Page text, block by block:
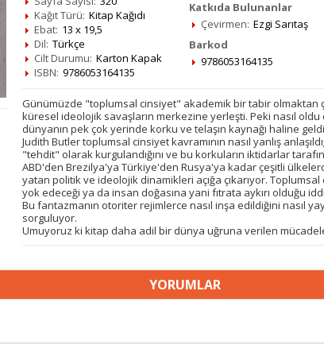
Kağıt Türü: Kitap Kağıdı
Ebat: 13 x 19,5
Dil: Türkçe
Cilt Durumu: Karton Kapak
ISBN: 9786053164135
Katkıda Bulunanlar
Çevirmen: Ezgi Sarıtaş
Barkod
9786053164135
Günümüzde "toplumsal cinsiyet" akademik bir tabir olmaktan
küresel ideolojik savaşların merkezine yerleşti. Peki nasıl
dünyanın pek çok yerinde korku ve telaşın kaynağı haline
Judith Butler toplumsal cinsiyet kavramının nasıl yanlış
"tehdit" olarak kurgulandığını ve bu korkuların iktidarlar
ABD'den Brezilya'ya Türkiye'den Rusya'ya kadar çeşitli
yatan politik ve ideolojik dinamikleri açığa çıkarıyor.
yok edeceği ya da insan doğasına yani fıtrata aykırı olduğu
Bu fantazmanın otoriter rejimlerce nasıl inşa edildiğini nasıl
sorguluyor.
Umuyoruz ki kitap daha adil bir dünya uğruna verilen
YORUMLAR